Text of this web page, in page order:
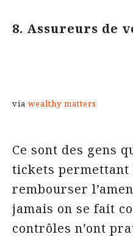
8. Assureurs de
via wealthy matters
Ce sont des gens
tickets permettant
rembourser
jamais on se fait
contrôles n’ont